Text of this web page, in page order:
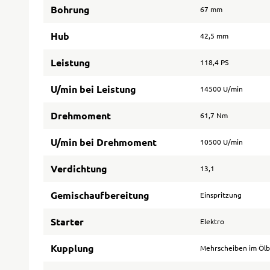
Bohrung 67 mm
Hub 42,5 mm
Leistung 118,4 PS
U/min bei Leistung 14500 U/min
Drehmoment 61,7 Nm
U/min bei Drehmoment 10500 U/min
Verdichtung 13,1
Gemischaufbereitung Einspritzung
Starter Elektro
Kupplung Mehrscheiben im